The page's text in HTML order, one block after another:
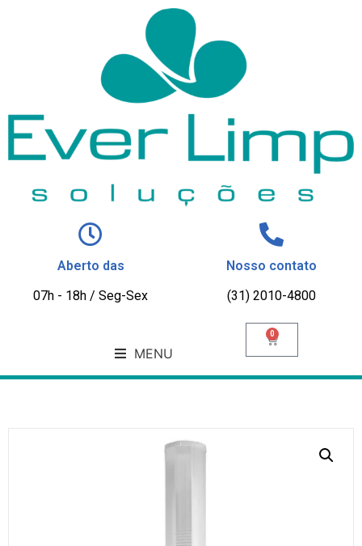
Aberto das
07h - 18h / Seg-Sex
Nosso contato
(31) 2010-4800
MENU
0